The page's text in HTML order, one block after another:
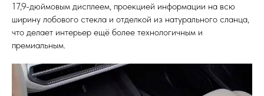
17,9-дюймовым дисплеем, проекцией информации на всю
ширину лобового стекла и отделкой из натурального сланца,
что делает интерьер ещё более технологичным и
премиальным.